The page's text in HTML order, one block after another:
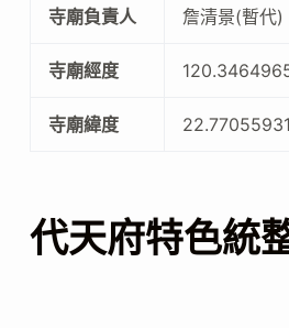
寺廟負責人 詹清景(暫代)
寺廟經度
寺廟緯度
代天府特色統